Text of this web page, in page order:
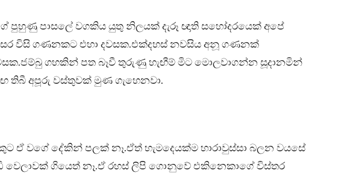
පාසලේ වගකිය යුතු නිලයක් දැරූ ඥාති සහෝදරයෙක් අපේ
විසි ගණනකට එහා දවසක.එක්දහස් නවසිය අනූ ගණනක්
ගහකින් පත බෑවී තුරුණු හැඟීම් මිට මොලවාගන්න සූදානමින්
තිබී අපූරු වස්තුවක් මුණ ගැහෙනවා.
ඒ වගේ දේකින් පලක් නෑ.ඒත් හැමදෙයක්ම හාරාවුස්සා බලන වයසේ
වෙලාවක් ගියෙත් නෑ.ඒ රහස් ලිපි ගොනුවේ එකිනෙකාගේ විස්තර